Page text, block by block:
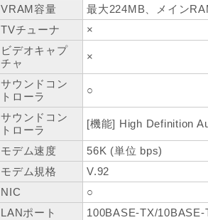
VRAM容量
最大224MB、メイン
TVチューナ
×
ビデオキャプ
チャ
×
サウンドコン
トローラ
○
サウンドコン
トローラ
[機能] High Definition
モデム速度
56K (単位 bps)
モデム規格
V.92
NIC
○
LANポート
100BASE-TX/10BASE-